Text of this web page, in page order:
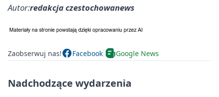
Autor:redakcja czestochowanews
Zaobserwuj nas! Facebook Google News
Nadchodzące wydarzenia